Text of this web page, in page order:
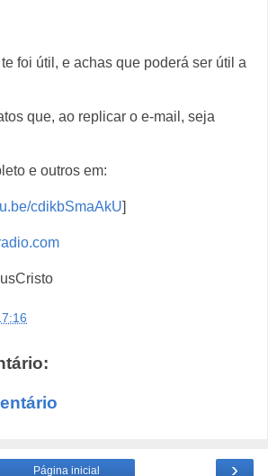
foi útil, e achas que poderá ser útil a
que, ao replicar o e-mail, seja
e outros em:
cdikbSmaAkU]
›
Página inicial